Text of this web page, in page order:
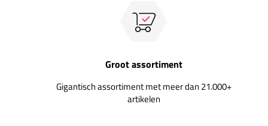
Groot assortiment
Gigantisch assortiment met meer dan 21.000+
artikelen